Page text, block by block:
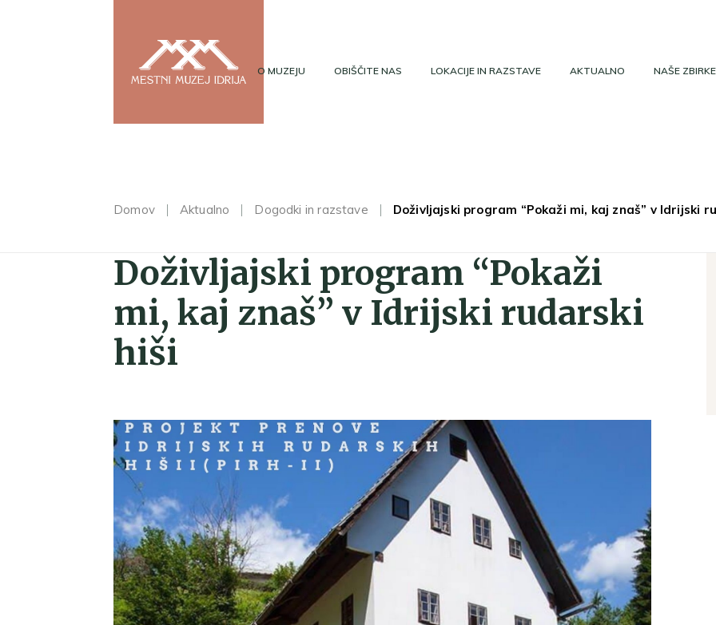
O MUZEJU OBIŠČITE NAS LOKACIJE IN RAZSTAVE AKTUALNO NAŠE ZBIRKE
Domov Aktualno Dogodki in razstave Doživljajski program “Pokaži mi, kaj znaš” v Idrijski
Doživljajski program “Pokaži
mi, kaj znaš” v Idrijski rudarski
hiši